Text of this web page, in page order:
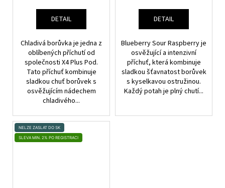
DETAIL
Chladivá borůvka je jedna z
oblíbených příchutí od
společnosti X4 Plus Pod.
Tato příchuť kombinuje
sladkou chuť borůvek s
osvěžujícím nádechem
chladivého...
DETAIL
Blueberry Sour Raspberry je
osvěžující a intenzivní
příchuť, která kombinuje
sladkou šťavnatost borůvek
s kyselkavou ostružinou.
Každý potah je plný chutí...
NELZE ZASLAT DO SK
SLEVA MIN. 2% PO REGISTRACI